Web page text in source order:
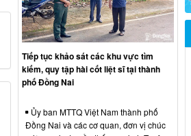
Tiếp tục khảo sát các khu vực tìm
kiếm, quy tập hài cốt liệt sĩ tại thành
phố Đồng Nai
Ủy ban MTTQ Việt Nam thành phố
Đồng Nai và các cơ quan, đơn vị chúc